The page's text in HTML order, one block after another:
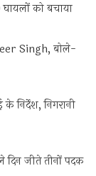
को बचाया
Singh, बोले-
निर्देश, निगरानी
जीते तीनों पदक